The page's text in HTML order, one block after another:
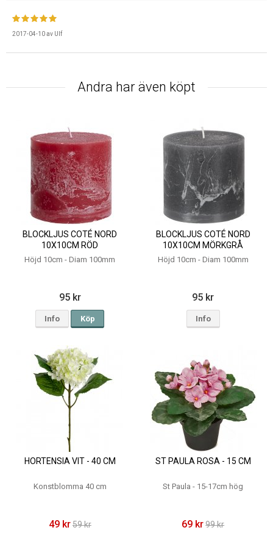
2017-04-10av Ulf
Andra har även köpt
BLOCKLJUS COTÉ NORD
10X10CM RÖD
Höjd 10cm - Diam 100mm
95 kr
Info Köp
BLOCKLJUS COTÉ NORD
10X10CM MÖRKGRÅ
Höjd 10cm - Diam 100mm
95 kr
Info
HORTENSIA VIT - 40 CM
Konstblomma 40 cm
49 kr59 kr
ST PAULA ROSA - 15 CM
St Paula - 15-17cm hög
69 kr99 kr